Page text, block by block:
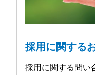
採用に関する
採用に関する問い